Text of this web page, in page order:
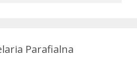
Parafialna